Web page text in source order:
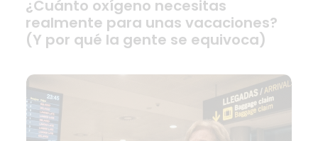
¿Cuánto oxígeno necesitas
realmente para unas vacaciones?
(Y por qué la gente se equivoca)